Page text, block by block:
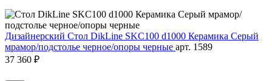
Дизайнерский Стол DikLine SKC100 d1000 Керамика Серый
мрамор/подстолье черное/опоры черные арт. 1589
37 360 ₽